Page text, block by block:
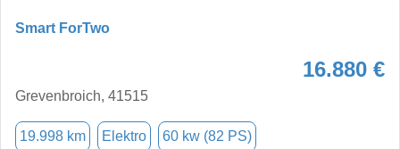
Smart ForTwo
16.880 €
Grevenbroich, 41515
19.998 km Elektro 60 kw (82 PS)